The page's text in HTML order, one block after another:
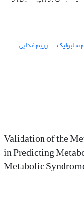
رژیم غذایی
Validation of the
in Predicting
Metabolic